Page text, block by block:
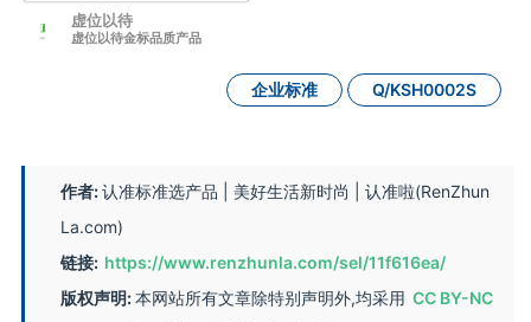
虚位以待
虚位以待金标品质产品
企业标准 Q/KSH0002S
作者:认准标准选产品 | 美好生活新时尚 | 认准啦(RenZhun
La.com)
链接: https://www.renzhunla.com/sel/11f616ea/
版权声明:本网站所有文章除特别声明外,均采用 CC BY-NC